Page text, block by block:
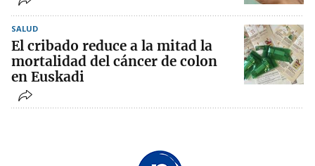
SALUD
El cribado reduce a la mitad la
mortalidad del cáncer de colon
en Euskadi